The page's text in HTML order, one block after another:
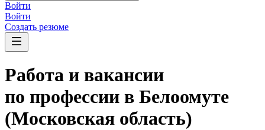
Войти
Войти
Создать резюме
Работа и вакансии
по профессии в Белоомуте
(Московская область)